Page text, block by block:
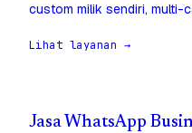
custom milik sendiri, multi-
Lihat layanan →
Jasa WhatsApp